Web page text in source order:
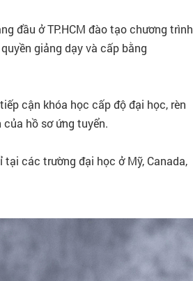
đầu ở TP.HCM đào tạo chương trình
giảng dạy và cấp bằng
cận khóa học cấp độ đại học, rèn
hồ sơ ứng tuyển.
các trường đại học ở Mỹ, Canada,